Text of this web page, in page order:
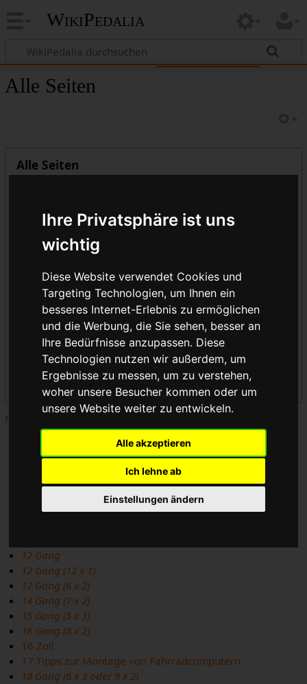
Ihre Privatsphäre ist uns
wichtig
Diese Website verwendet Cookies und
Targeting Technologien, um Ihnen ein
besseres Internet-Erlebnis zu ermöglichen
und die Werbung, die Sie sehen, besser an
Ihre Bedürfnisse anzupassen. Diese
Technologien nutzen wir außerdem, um
Ergebnisse zu messen, um zu verstehen,
woher unsere Besucher kommen oder um
unsere Website weiter zu entwickeln.
Alle akzeptieren
Ich lehne ab
Einstellungen ändern
WikiPedalia
Alle Seiten
Alle Seiten
Seiten anzeigen bis:
Namensraum:
(Seiten)
Weiterleitungen ausblenden
Anwenden
Nächste Seite (Cleat)
1030
105 SC
10 Gang
12 Gang
12 Gang (12 x 1)
12 Gang (6 x 2)
14 Gang (7 x 2)
15 Gang (5 x 3)
16 Gang (8 x 2)
16 Zoll
17 Tipps zur Montage von Fahrradcomputern
18 Gang (6 x 3 oder 9 x 2)